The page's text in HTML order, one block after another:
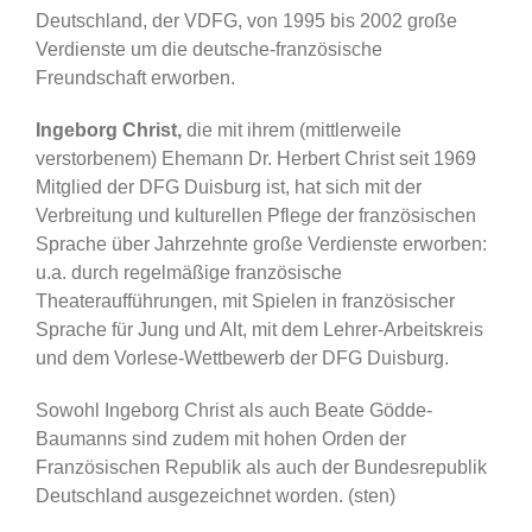
Deutschland, der VDFG, von 1995 bis 2002 große
Verdienste um die deutsche-französische
Freundschaft erworben.
Ingeborg Christ,die mit ihrem (mittlerweile
verstorbenem) Ehemann Dr. Herbert Christ seit 1969
Mitglied der DFG Duisburg ist, hat sich mit der
Verbreitung und kulturellen Pflege der französischen
Sprache über Jahrzehnte große Verdienste erworben:
u.a. durch regelmäßige französische
Theateraufführungen, mit Spielen in französischer
Sprache für Jung und Alt, mit dem Lehrer-Arbeitskreis
und dem Vorlese-Wettbewerb der DFG Duisburg.
Sowohl Ingeborg Christ als auch Beate Gödde-
Baumanns sind zudem mit hohen Orden der
Französischen Republik als auch der Bundesrepublik
Deutschland ausgezeichnet worden. (sten)